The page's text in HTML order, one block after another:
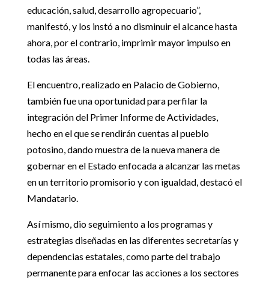
educación, salud, desarrollo agropecuario”,
manifestó, y los instó a no disminuir el alcance hasta
ahora, por el contrario, imprimir mayor impulso en
todas las áreas.
El encuentro, realizado en Palacio de Gobierno,
también fue una oportunidad para perfilar la
integración del Primer Informe de Actividades,
hecho en el que se rendirán cuentas al pueblo
potosino, dando muestra de la nueva manera de
gobernar en el Estado enfocada a alcanzar las metas
en un territorio promisorio y con igualdad, destacó el
Mandatario.
Así mismo, dio seguimiento a los programas y
estrategias diseñadas en las diferentes secretarías y
dependencias estatales, como parte del trabajo
permanente para enfocar las acciones a los sectores